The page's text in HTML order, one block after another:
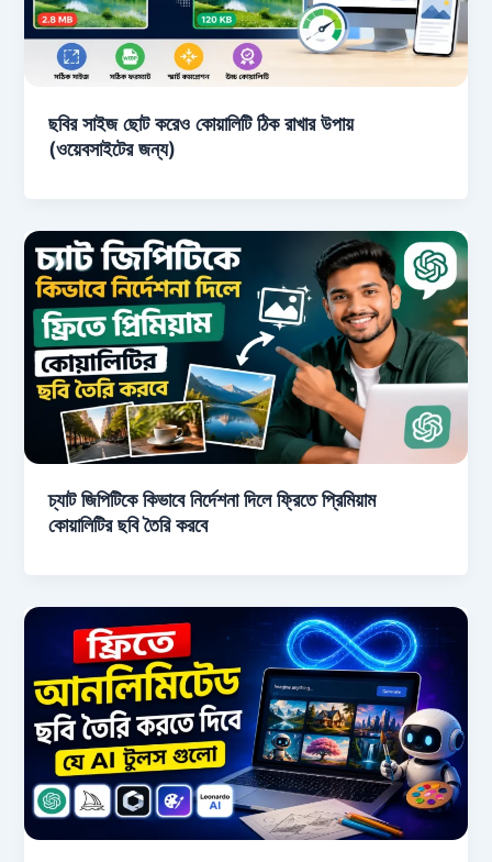
ছবির সাইজ ছোট করেও কোয়ালিটি ঠিক রাখার উপায়
(ওয়েবসাইটের জন্য)
চ্যাট জিপিটিকে কিভাবে নির্দেশনা দিলে ফ্রিতে প্রিমিয়াম
কোয়ালিটির ছবি তৈরি করবে